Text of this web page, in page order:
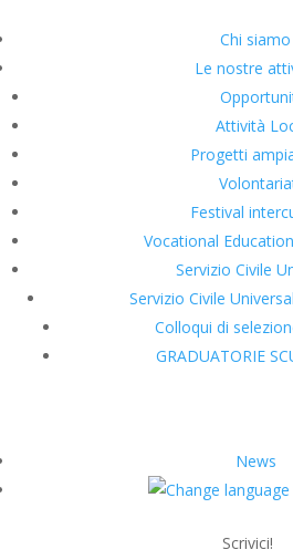
Chi siamo
Le nostre
Attività
Progetti
Festival
Vocational
Servizio Civile
Servizio Civile
Colloqui di
GRADUATORIE
News
Scrivici!